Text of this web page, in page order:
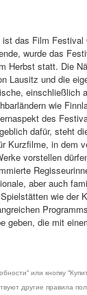
das Film
wurde das
Herbst statt. Die
Lausitz und die
einschließlich
wie
des
dafür, steht
in dem
vorstellen
aber auch
wie der
geben, die mit
или кнопку
другие правила